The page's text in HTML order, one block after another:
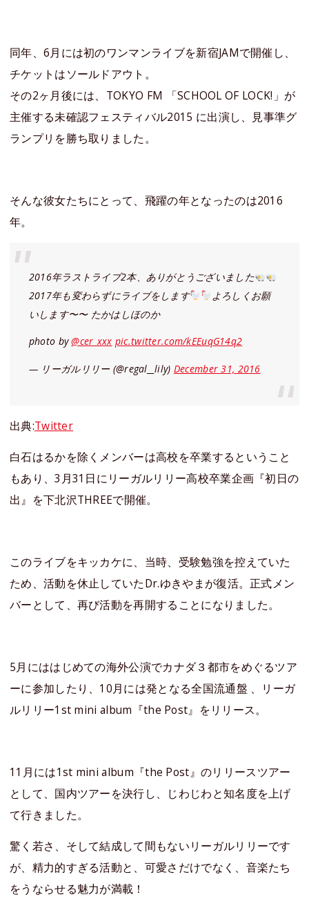
同年、6月には初のワンマンライブを新宿JAMで開催し、
チケットはソールドアウト。
その2ヶ月後には、TOKYO FM 「SCHOOL OF LOCK!」が
主催する未確認フェスティバル2015 に出演し、見事準グ
ランプリを勝ち取りました。
そんな彼女たちにとって、飛躍の年となったのは2016
年。
2016年ラストライブ2本、ありがとうございました
2017年も変わらずにライブをします
よろしくお願
いします〜〜 たかはしほのか
photo by@cer_xxx pic.twitter.com/kEEuqG14q2
— リーガルリリー (@regal__lily) December 31, 2016
出典:Twitter
白石はるかを除くメンバーは高校を卒業するということ
もあり、3月31日にリーガルリリー高校卒業企画『初日の
出』を下北沢THREEで開催。
このライブをキッカケに、当時、受験勉強を控えていた
ため、活動を休止していたDr.ゆきやまが復活。正式メン
バーとして、再び活動を再開することになりました。
5月にははじめての海外公演でカナダ３都市をめぐるツア
ーに参加したり、10月には発となる全国流通盤 、リーガ
ルリリー1st mini album『the Post』をリリース。
11月には1st mini album『the Post』のリリースツアー
として、国内ツアーを決行し、じわじわと知名度を上げ
て行きました。
驚く若さ、そして結成して間もないリーガルリリーです
が、精力的すぎる活動と、可愛さだけでなく、音楽たち
をうならせる魅力が満載！